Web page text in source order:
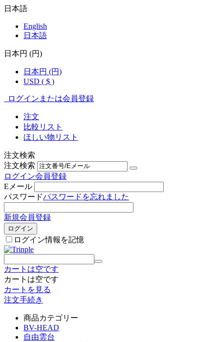
日本語
English
日本語
日本円 (円)
日本円 (円)
USD ( $ )
ログインまたは会員登録
注文
比較リスト
ほしい物リスト
注文検索
注文検索
ログイン会員登録
Eメール
パスワードパスワードを忘れました
新規会員登録
ログイン
ログイン情報を記憶
カートは空です
カートは空です
カートを見る
注文手続き
商品カテゴリー
BV-HEAD
自由雲台